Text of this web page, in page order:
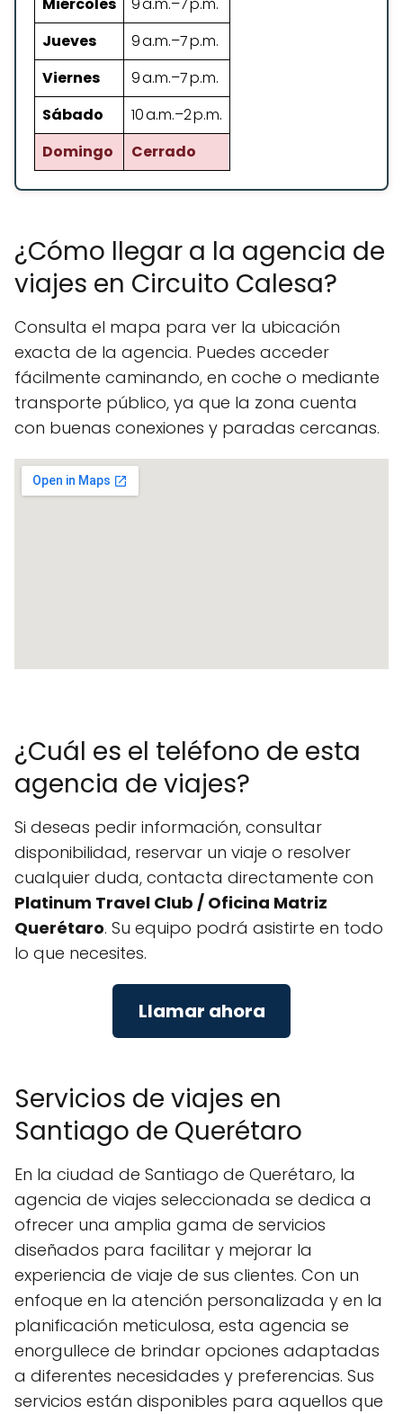
Jueves
9 a.m.–7 p.m.
Viernes
9 a.m.–7 p.m.
Sábado
10 a.m.–2 p.m.
Domingo
Cerrado
¿Cómo llegar a la agencia de
viajes en Circuito Calesa?
Consulta el mapa para ver la ubicación
exacta de la agencia. Puedes acceder
fácilmente caminando, en coche o mediante
transporte público, ya que la zona cuenta
con buenas conexiones y paradas cercanas.
¿Cuál es el teléfono de esta
agencia de viajes?
Si deseas pedir información, consultar
disponibilidad, reservar un viaje o resolver
cualquier duda, contacta directamente con
Platinum Travel Club / Oficina Matriz
Querétaro. Su equipo podrá asistirte en todo
lo que necesites.
Llamar ahora
Servicios de viajes en
Santiago de Querétaro
En la ciudad de Santiago de Querétaro, la
agencia de viajes seleccionada se dedica a
ofrecer una amplia gama de servicios
diseñados para facilitar y mejorar la
experiencia de viaje de sus clientes. Con un
enfoque en la atención personalizada y en la
planificación meticulosa, esta agencia se
enorgullece de brindar opciones adaptadas
a diferentes necesidades y preferencias. Sus
servicios están disponibles para aquellos que